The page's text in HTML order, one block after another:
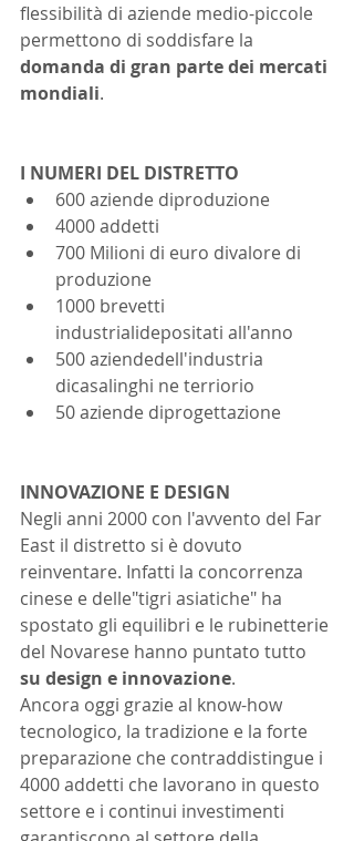
flessibilità di aziende medio-piccole
permettono di soddisfare la
domanda di gran parte dei mercati
mondiali.
I NUMERI DEL DISTRETTO
600 aziende diproduzione
4000 addetti
700 Milioni di euro divalore di
produzione
1000 brevetti
industrialidepositati all'anno
500 aziendedell'industria
dicasalinghi ne terriorio
50 aziende diprogettazione
INNOVAZIONE E DESIGN
Negli anni 2000 con l'avvento del Far
East il distretto si è dovuto
reinventare. Infatti la concorrenza
cinese e delle"tigri asiatiche" ha
spostato gli equilibri e le rubinetterie
del Novarese hanno puntato tutto
su design e innovazione.
Ancora oggi grazie al know-how
tecnologico, la tradizione e la forte
preparazione che contraddistingue i
4000 addetti che lavorano in questo
settore e i continui investimenti